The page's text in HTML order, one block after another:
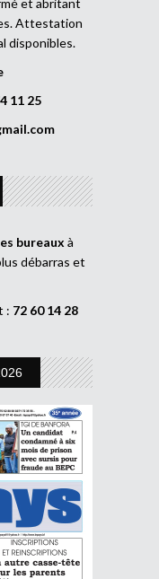
Attestation
disponibles.
11 25
bureaux à
débarras et
: 72 60 14 28